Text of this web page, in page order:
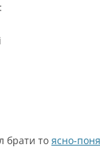
брати то ясно-